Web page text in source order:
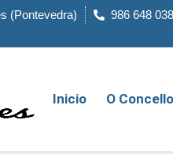
(Pontevedra)
986 648 038
Inicio O Concello